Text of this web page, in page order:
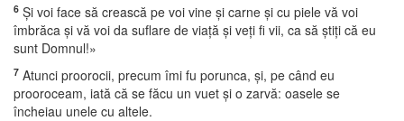
6 Şi voi face să crească pe voi vine şi carne şi cu piele vă voi
îmbrăca şi vă voi da suflare de viaţă şi veţi fi vii, ca să ştiţi că eu
sunt Domnul!»
7 Atunci proorocii, precum îmi fu porunca, şi, pe când eu
prooroceam, iată că se făcu un vuet şi o zarvă: oasele se
încheiau unele cu altele.